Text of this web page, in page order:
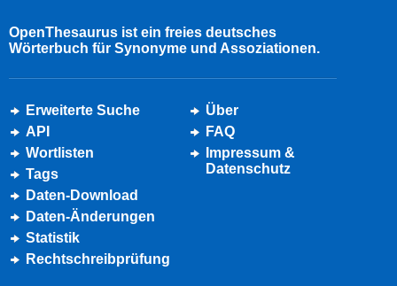
OpenThesaurus ist ein freies deutsches
Wörterbuch für Synonyme und Assoziationen.
Erweiterte Suche
API
Wortlisten
Tags
Daten-Download
Daten-Änderungen
Statistik
Rechtschreibprüfung
Über
FAQ
Impressum &
Datenschutz